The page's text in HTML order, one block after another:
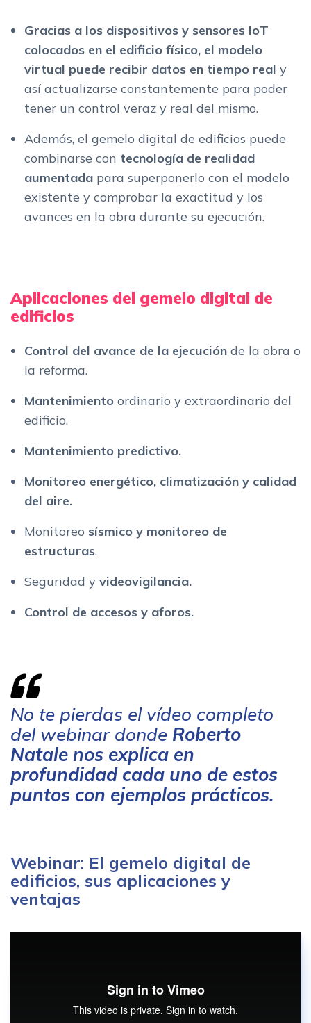
Gracias a los dispositivos y sensores IoT
colocados en el edificio físico, el modelo
virtual puede recibir datos en tiempo real y
así actualizarse constantemente para poder
tener un control veraz y real del mismo.
Además, el gemelo digital de edificios puede
combinarse con tecnología de realidad
aumentada para superponerlo con el modelo
existente y comprobar la exactitud y los
avances en la obra durante su ejecución.
Aplicaciones del gemelo digital de
edificios
Control del avance de la ejecución de la obra o
la reforma.
Mantenimiento ordinario y extraordinario del
edificio.
Mantenimiento predictivo.
Monitoreo energético, climatización y calidad
del aire.
Monitoreo sísmico y monitoreo de
estructuras.
Seguridad y videovigilancia.
Control de accesos y aforos.
No te pierdas el vídeo completo
del webinar donde Roberto
Natale nos explica en
profundidad cada uno de estos
puntos con ejemplos prácticos.
Webinar: El gemelo digital de
edificios, sus aplicaciones y
ventajas